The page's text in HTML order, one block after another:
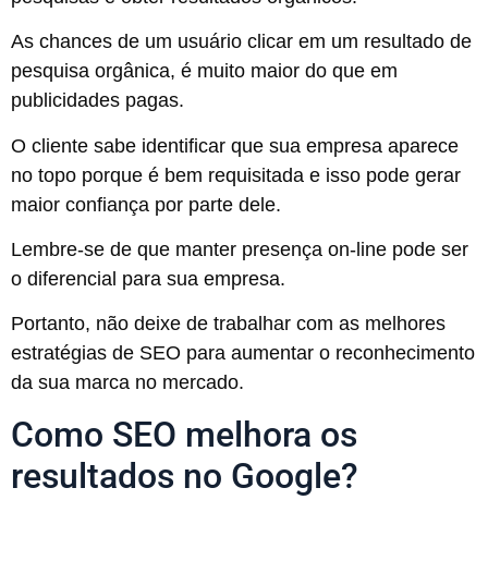
As chances de um usuário clicar em um resultado de
pesquisa orgânica, é muito maior do que em
publicidades pagas.
O cliente sabe identificar que sua empresa aparece
no topo porque é bem requisitada e isso pode gerar
maior confiança por parte dele.
Lembre-se de que manter presença on-line pode ser
o diferencial para sua empresa.
Portanto, não deixe de trabalhar com as melhores
estratégias de SEO para aumentar o reconhecimento
da sua marca no mercado.
Como SEO melhora os
resultados no Google?